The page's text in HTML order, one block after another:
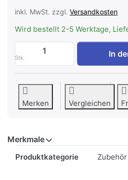
inkl. MwSt. zzgl. Versandkosten
Wird bestellt 2-5 Werktage,
Stk.
Bosch
In
Merken Vergleichen
Merkmale
Produktkategorie